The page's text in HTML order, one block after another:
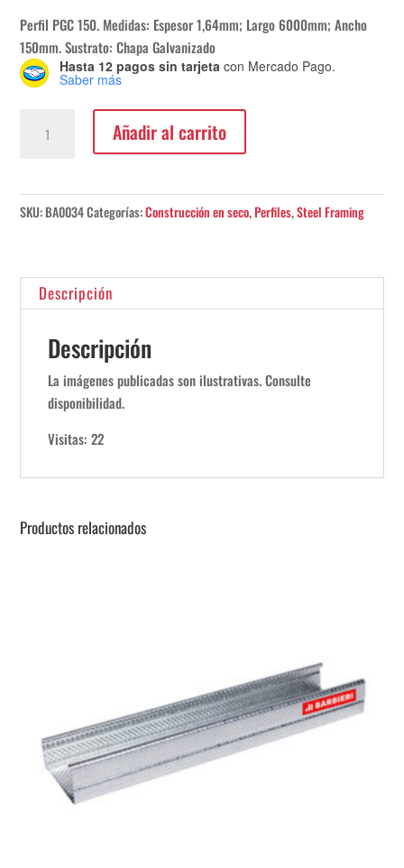
Perfil PGC 150. Medidas: Espesor 1,64mm; Largo 6000mm; Ancho
150mm. Sustrato: Chapa Galvanizado
Hasta 12 pagos sin tarjeta con Mercado Pago.
Saber más
cantidad
Añadir al carrito
SKU:BA0034Categorías:Construcción en seco,Perfiles,Steel Framing
Descripción
Descripción
La imágenes publicadas son ilustrativas. Consulte
disponibilidad.
Visitas: 22
Productos relacionados